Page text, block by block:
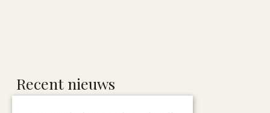
Recent nieuws